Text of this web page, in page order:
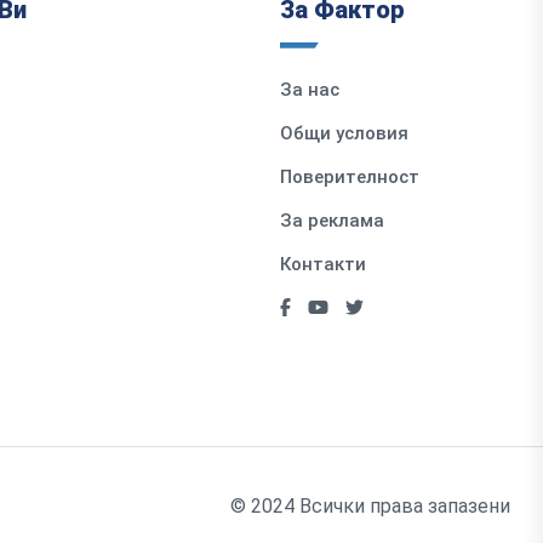
За Фактор
За нас
Общи условия
Поверителност
За реклама
Контакти
© 2024 Всички права запазени